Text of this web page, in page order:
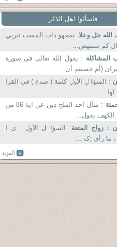
فاسألوا اهل الذكر
الله جل وعلا: بمجهو دات المست نيريي
كم ستنهض...
المشاكلة : يقول الله تعالى فى سورة
(أم حسبتم أن...
: السؤا ل الأول كلمة ( صدع ) فى القرآ
: سأل احد الملح دين عن اية 86 من
الكهف يقول...
: زواج المتعة: السؤا ل الأول : ی ا
، ما رأی ;ک ...